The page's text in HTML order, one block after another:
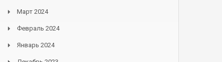
Март 2024
Февраль 2024
Январь 2024